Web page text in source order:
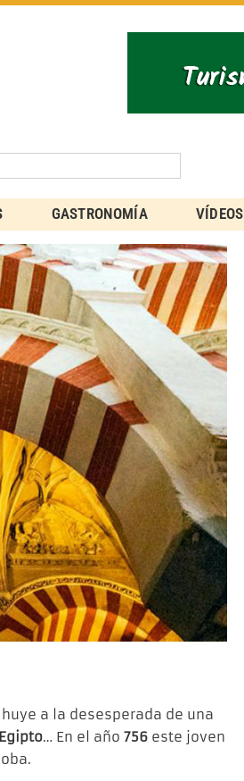
GASTRONOMÍA VÍDEOS
a la desesperada de una
… En el año 756 este joven